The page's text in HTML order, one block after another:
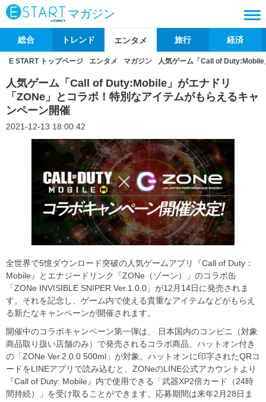
マガジン
総合 トレンド エンタメ 旅行 経済
E START トップページ エンタメ マガジン 人気ゲーム「Call of Duty:Mobile
人気ゲーム「Call of Duty:Mobile」がエナドリ
「ZONe」とコラボ！特別なアイテムがもらえるキャ
ンペーン開催
2021-12-13 18:00:42
全世界で5憶ダウンロード突破の人気ゲームアプリ『Call of Duty：
Mobile』とエナジードリンク「ZONe（ゾーン）」のコラボ缶
「ZONe INVISIBLE SNIPER Ver.1.0.0」が12月14日に発売されま
す。それを記念し、ゲーム内で使える貴重なアイテムなどがもらえ
る新たなキャンペーンが開催されます。
開催中のコラボキャンペーン第一弾は、 日本国内のコンビニ（対象
商品取り扱い店舗のみ）で発売されるコラボ商品、ハットオン付き
の「ZONe Ver.2.0.0 500ml」が対象。ハットオンに印字されたQRコ
ードをLINEアプリで読み込むと、ZONeのLINE公式アカウントより
『Call of Duty: Mobile』内で使用できる「武器XP2倍カード（24時
間持続）」を受け取ることができます。応募期間は来年2月28日ま